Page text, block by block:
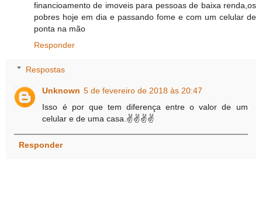
financioamento de imoveis para pessoas de baixa renda,os
pobres hoje em dia e passando fome e com um celular de
ponta na mão
Responder
Respostas
Unknown 5 de fevereiro de 2018 às 20:47
Isso é por que tem diferença entre o valor de um
celular e de uma casa.✌️✌️✌️✌️
Responder